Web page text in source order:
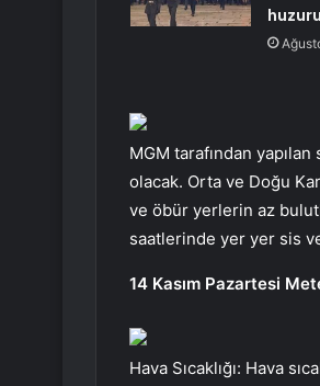
MGM tarafından
olacak. Orta ve Doğu
ve öbür yerlerin az
saatlerinde yer yer sis
14 Kasım Pazartesi
Hava Sıcaklığı: Hava